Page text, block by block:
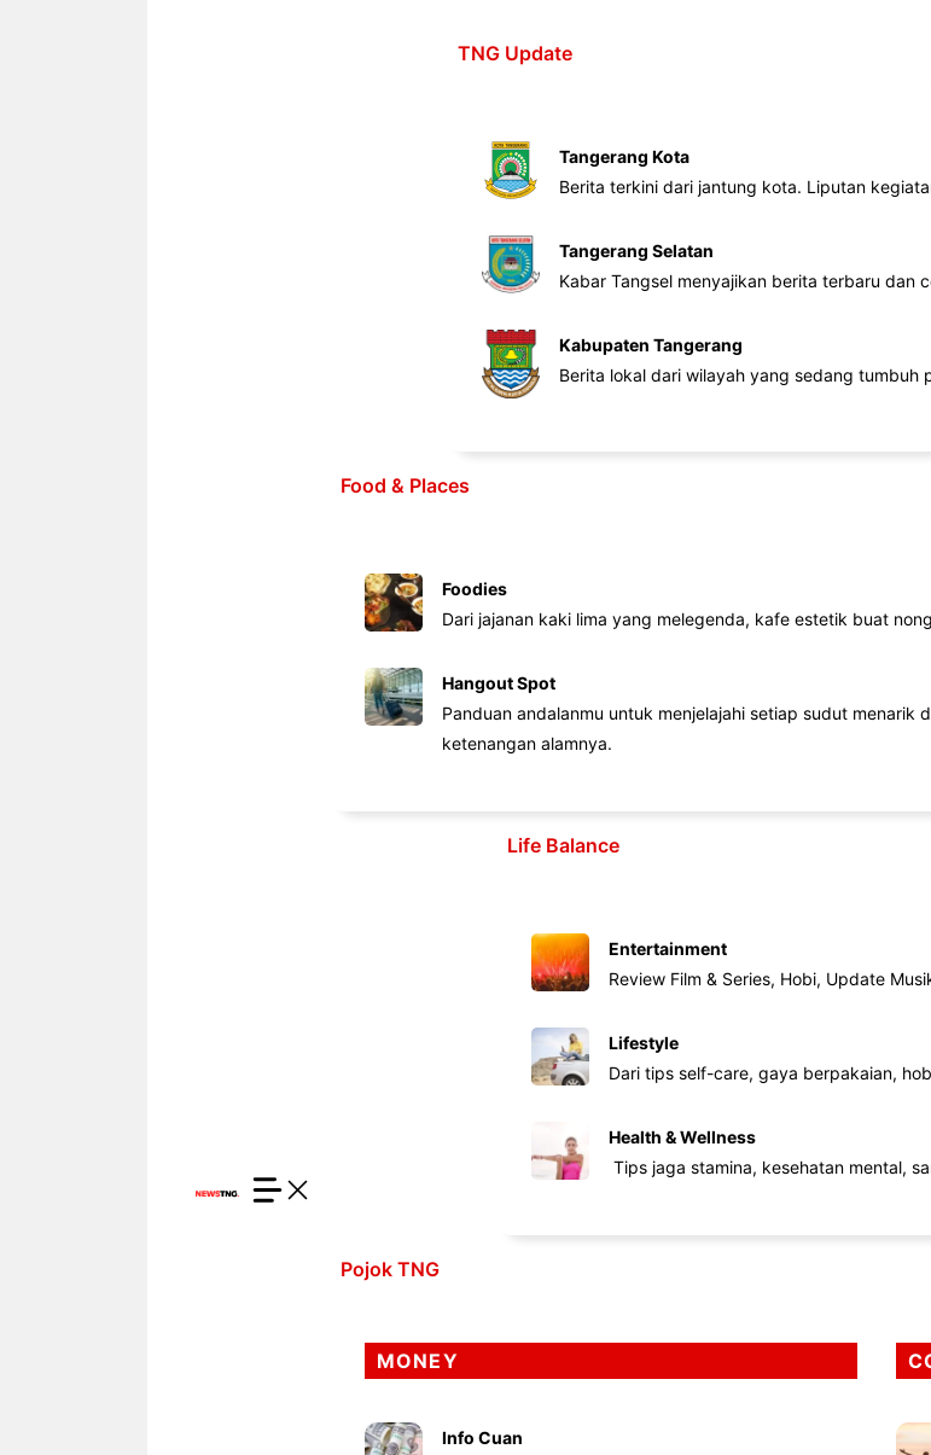
TNG Update
Tangerang Kota
Berita terkini dari jantung kota. Liputan
Tangerang Selatan
Kabar Tangsel menyajikan berita terbaru dan
Kabupaten Tangerang
Berita lokal dari wilayah yang sedang tumbuh
Food & Places
Foodies
Dari jajanan kaki lima yang melegenda, kafe estetik buat
Hangout Spot
Panduan andalanmu untuk menjelajahi setiap sudut menarik
ketenangan alamnya.
Life Balance
Entertainment
Review Film & Series, Hobi, Update
Lifestyle
Dari tips self-care, gaya berpakaian,
Health & Wellness
Tips jaga stamina, kesehatan mental,
Pojok TNG
MONEY
Info Cuan